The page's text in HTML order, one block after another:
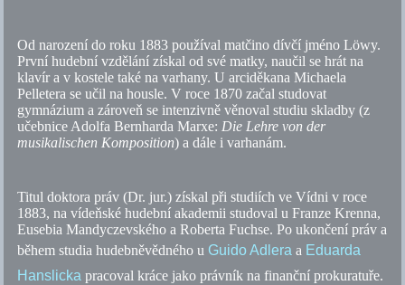
Od narození do roku 1883 používal matčino dívčí jméno Löwy.
První hudební vzdělání získal od své matky, naučil se hrát na
klavír a v kostele také na varhany. U arciděkana Michaela
Pelletera se učil na housle. V roce 1870 začal studovat
gymnázium a zároveň se intenzivně věnoval studiu skladby (z
učebnice Adolfa Bernharda Marxe:Die Lehre von der
musikalischen Komposition) a dále i varhanám.
Titul doktora práv (Dr. jur.) získal při studiích ve Vídni v roce
1883, na vídeňské hudební akademii studoval u Franze Krenna,
Eusebia Mandyczevského a Roberta Fuchse. Po ukončení práv a
během studia hudebněvědného u Guido Adlera a Eduarda
Hanslicka pracoval kráce jako právník na finanční prokuratuře.